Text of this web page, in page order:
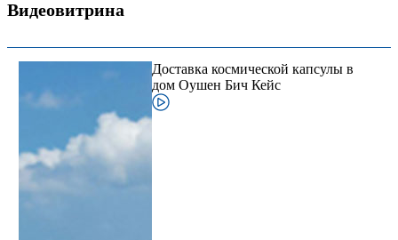
Видеовитрина
Доставка космической капсулы в
дом Оушен Бич Кейс